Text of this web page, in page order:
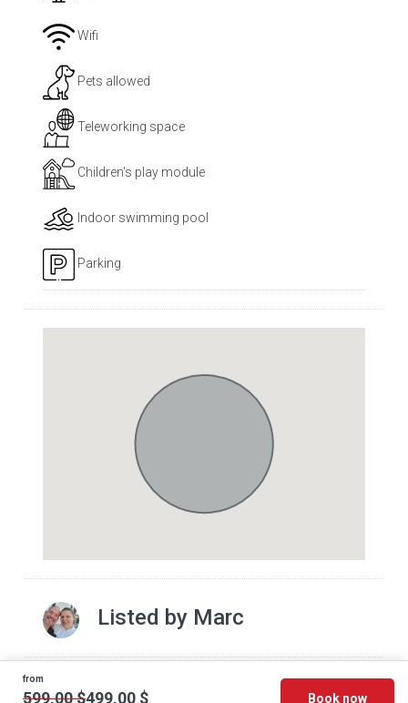
Wifi
Pets allowed
Teleworking space
Children's play module
Indoor swimming pool
Parking
Listed by Marc
from
599,00 $499,00 $ Book now
© 2026 - Cottage Discount - All rights reserved